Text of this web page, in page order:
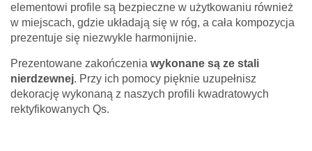
elementowi profile są bezpieczne w użytkowaniu również
w miejscach, gdzie układają się w róg, a cała kompozycja
prezentuje się niezwykle harmonijnie.
Prezentowane zakończenia wykonane są ze stali
nierdzewnej. Przy ich pomocy pięknie uzupełnisz
dekorację wykonaną z naszych profili kwadratowych
rektyfikowanych Qs.
* Pola wymagane
Odpowiedź wyślemy na podany adres e-mail.
Z uwagi dużą ilość spamu, wymagana jest weryfikacja.
Wpisz słowo 'nora' od tyłu: